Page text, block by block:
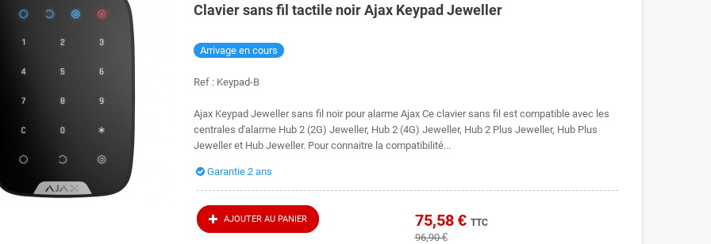
Clavier sans fil tactile noir Ajax Keypad Jeweller
Arrivage en cours
Ref : Keypad-B
Ajax Keypad Jeweller sans fil noir pour alarme Ajax Ce clavier sans fil est compatible avec les
centrales d'alarme Hub 2 (2G) Jeweller, Hub 2 (4G) Jeweller, Hub 2 Plus Jeweller, Hub Plus
Jeweller et Hub Jeweller. Pour connaitre la compatibilité...
Garantie 2 ans
AJOUTER AU PANIER 75,58 € TTC
96,90 €